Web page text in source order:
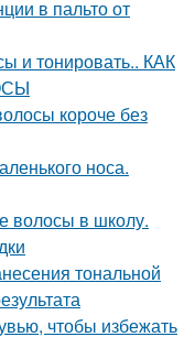
в пальто от
и тонировать.. КАК
короче без
носа.
волосы в школу.
тональной
чтобы избежать